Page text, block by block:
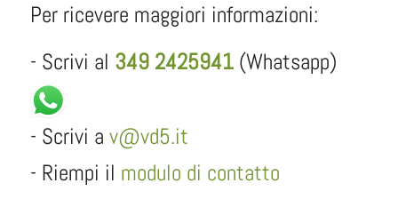
Per ricevere maggiori informazioni:
- Scrivi al 349 2425941(Whatsapp)
- Scrivi a v@vd5.it
- Riempi il modulo di contatto